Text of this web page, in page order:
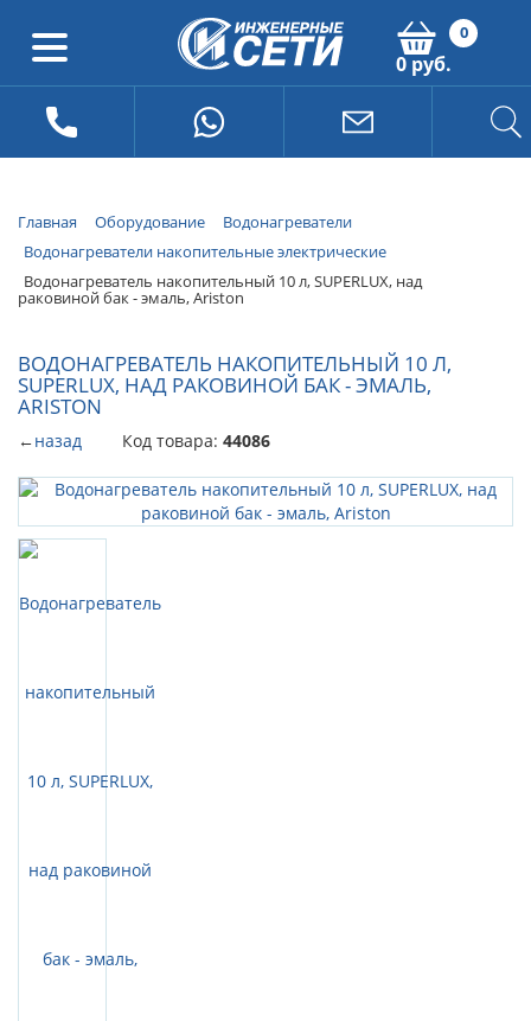
0
0 руб.
Главная Оборудование
Водонагреватели
Водонагреватели накопительные электрические
Водонагреватель накопительный 10 л, SUPERLUX, над
раковиной бак - эмаль, Ariston
ВОДОНАГРЕВАТЕЛЬ НАКОПИТЕЛЬНЫЙ 10 Л,
SUPERLUX, НАД РАКОВИНОЙ БАК - ЭМАЛЬ,
ARISTON
←назад Код товара: 44086